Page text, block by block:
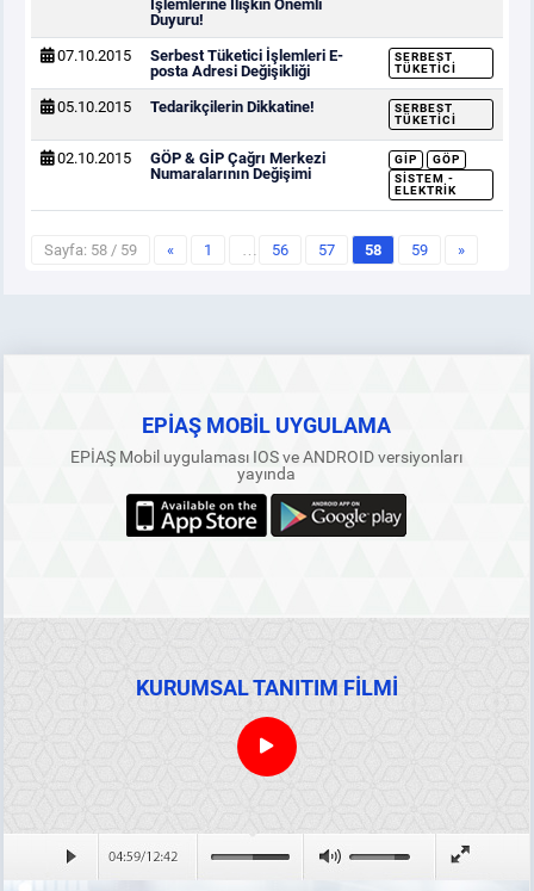
İşlemlerine İlişkin Önemli
Duyuru!
07.10.2015
Serbest Tüketici İşlemleri E-
posta Adresi Değişikliği
SERBEST
TÜKETICI
05.10.2015 Tedarikçilerin Dikkatine!
SERBEST
TÜKETICI
02.10.2015
GÖP & GİP Çağrı Merkezi
Numaralarının Değişimi
GİP
GÖP
SISTEM -
ELEKTRIK
Sayfa: 58 / 59 « 1 … 56 57 58 59 »
EPİAŞ MOBİL UYGULAMA
EPİAŞ Mobil uygulaması IOS ve ANDROID versiyonları
yayında
KURUMSAL TANITIM FİLMİ